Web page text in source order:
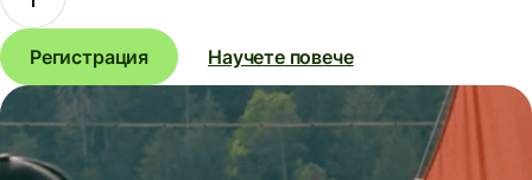
Регистрация Научете повече